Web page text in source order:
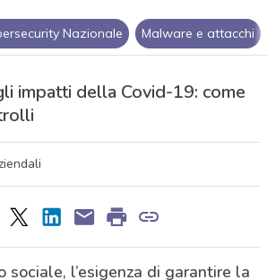
Nazionale Malware e attacchi
impatti della Covid-19: come
sociale, l’esigenza di garantire la